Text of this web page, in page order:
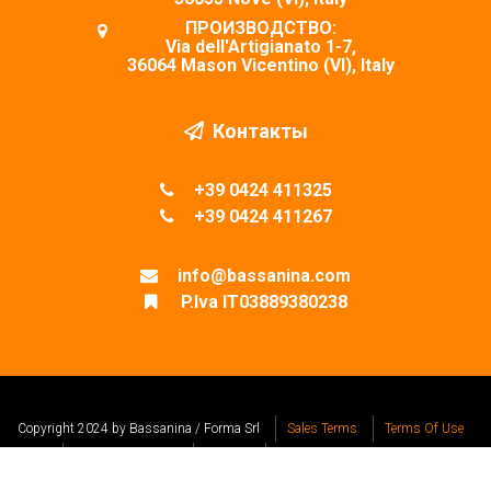
ПРОИЗВОДСТВО:
Via dell'Artigianato 1-7,
36064 Mason Vicentino (VI), Italy
Контакты
+39 0424 411325
+39 0424 411267
info@bassanina.com
P.Iva IT03889380238
Copyright 2024 by Bassanina / Forma Srl Sales Terms
Terms Of Use